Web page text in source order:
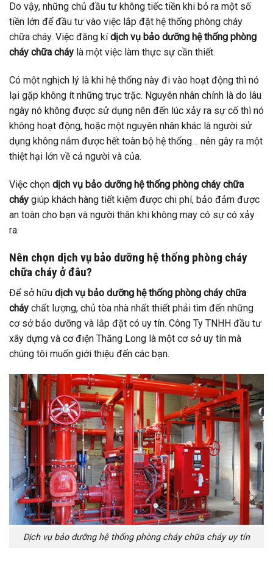
Do vậy, những chủ đầu tư không tiếc tiền khi bỏ ra một số
tiền lớn để đầu tư vào việc lắp đặt hệ thống phòng cháy
chữa cháy. Việc đăng kídịch vụ bảo dưỡng hệ thống phòng
cháy chữa cháy là một việc làm thực sự cần thiết.
Có một nghịch lý là khi hệ thống này đi vào hoạt động thì nó
lại gặp không ít những trục trặc. Nguyên nhân chính là do lâu
ngày nó không được sử dụng nên đến lúc xảy ra sự cố thì nó
không hoạt động, hoặc một nguyên nhân khác là người sử
dụng không nắm được hết toàn bộ hệ thống… nên gây ra một
thiệt hại lớn về cả người và của.
Việc chọn dịch vụ bảo dưỡng hệ thống phòng cháy chữa
cháy giúp khách hàng tiết kiệm được chi phí, bảo đảm được
an toàn cho bạn và người thân khi không may có sự có xảy
ra.
Nên chọn dịch vụ bảo dưỡng hệ thống phòng cháy
chữa cháy ở đâu?
Để sở hữu dịch vụ bảo dưỡng hệ thống phòng cháy chữa
cháy chất lượng, chủ tòa nhà nhất thiết phải tìm đến những
cơ sở bảo dưỡng và lắp đặt có uy tín. Công Ty TNHH đầu tư
xây dựng và cơ điện Thăng Long là một cơ sở uy tín mà
chúng tôi muốn giới thiệu đến các bạn.
Dịch vụ bảo dưỡng hệ thống phòng cháy chữa cháy uy tín